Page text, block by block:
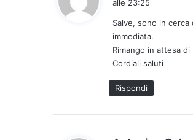
e
t
t
o
:
alle 23:25
Salve, sono in
immediata.
Rimango in attesa
Cordiali saluti
Rispondi